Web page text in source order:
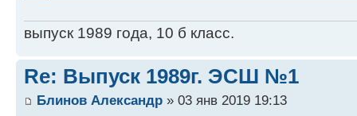
выпуск 1989 года, 10 б класс.
Re: Выпуск 1989г. ЭСШ №1
Блинов Александр » 03 янв 2019 19:13